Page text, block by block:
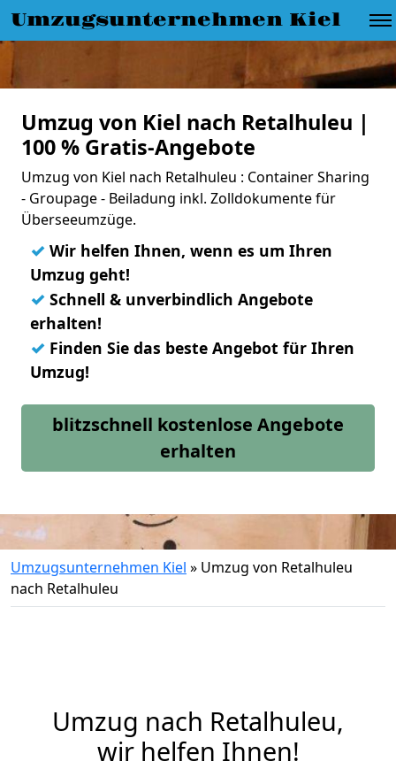
Umzugsunternehmen Kiel
Umzug von Kiel nach Retalhuleu |
100 % Gratis-Angebote
Umzug von Kiel nach Retalhuleu : Container Sharing
- Groupage - Beiladung inkl. Zolldokumente für
Überseeumzüge.
✓ Wir helfen Ihnen, wenn es um Ihren
Umzug geht!
✓ Schnell & unverbindlich Angebote
erhalten!
✓ Finden Sie das beste Angebot für Ihren
Umzug!
blitzschnell kostenlose Angebote
erhalten
Umzugsunternehmen Kiel » Umzug von Retalhuleu
nach Retalhuleu
Umzug nach Retalhuleu,
wir helfen Ihnen!